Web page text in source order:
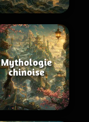
Mythologie
chinoise